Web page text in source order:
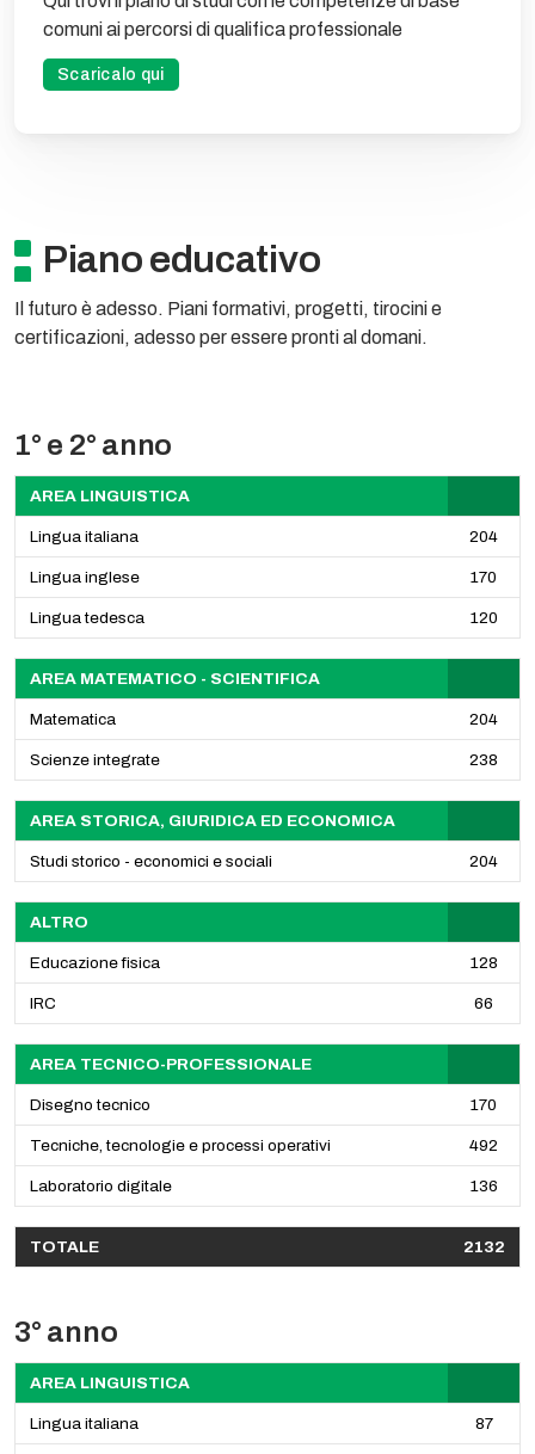
comuni ai percorsi di qualifica professionale
Scaricalo qui
Piano educativo
Il futuro è adesso. Piani formativi, progetti, tirocini e
certificazioni, adesso per essere pronti al domani.
1° e 2° anno
AREA LINGUISTICA
Lingua italiana 204
Lingua inglese 170
Lingua tedesca 120
AREA MATEMATICO - SCIENTIFICA
Matematica 204
Scienze integrate 238
AREA STORICA, GIURIDICA ED ECONOMICA
Studi storico - economici e sociali 204
ALTRO
Educazione fisica 128
IRC 66
AREA TECNICO-PROFESSIONALE
Disegno tecnico 170
Tecniche, tecnologie e processi operativi 492
Laboratorio digitale 136
TOTALE 2132
3° anno
AREA LINGUISTICA
Lingua italiana 87